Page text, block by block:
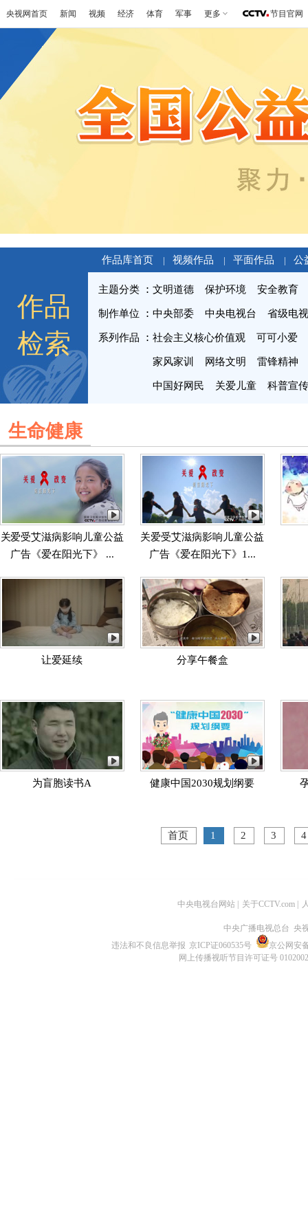
央视网首页 新闻 视频 经济 体育 军事 更多 节目官网
作品
检索
作品库首页 | 视频作品 | 平面作品 | 公
主题分类 文明道德 保护环境 安全教育
制作单位 中央部委 中央电视台 省级电
系列作品 社会主义核心价值观 可可小爱
家风家训 网络文明 雷锋精神
中国好网民 关爱儿童 科普宣传
生命健康
关爱受艾滋病影响儿童公益
广告《爱在阳光下》 ...
关爱受艾滋病影响儿童公益
广告《爱在阳光下》1...
让爱延续 分享午餐盒
为盲胞读书A 健康中国2030规划纲要
首页 1 2 3 4
中央电视台网站 关于CCTV.com
中央广播电视总台 央
违法和不良信息举报 京ICP证060535号
京公网安
网上传播视听节目许可证号